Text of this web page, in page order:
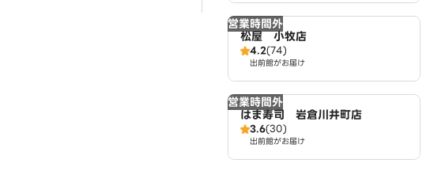
営業時間外
松屋 小牧店
4.2(74)
出前館がお届け
営業時間外
はま寿司 岩倉川井町店
3.6(30)
出前館がお届け